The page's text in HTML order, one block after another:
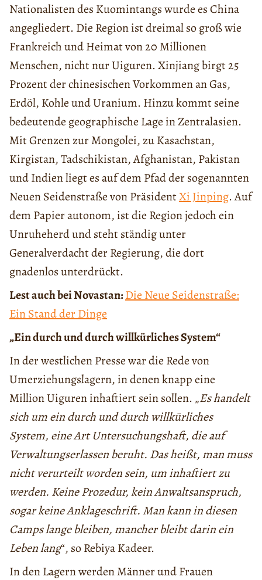
Nationalisten des Kuomintangs wurde es China
angegliedert. Die Region ist dreimal so groß wie
Frankreich und Heimat von 20 Millionen
Menschen, nicht nur Uiguren. Xinjiang birgt 25
Prozent der chinesischen Vorkommen an Gas,
Erdöl, Kohle und Uranium. Hinzu kommt seine
bedeutende geographische Lage in Zentralasien.
Mit Grenzen zur Mongolei, zu Kasachstan,
Kirgistan, Tadschikistan, Afghanistan, Pakistan
und Indien liegt es auf dem Pfad der sogenannten
Neuen Seidenstraße von PräsidentXi Jinping. Auf
dem Papier autonom, ist die Region jedoch ein
Unruheherd und steht ständig unter
Generalverdacht der Regierung, die dort
gnadenlos unterdrückt.
Lest auch bei Novastan:Die Neue Seidenstraße:
Ein Stand der Dinge
„Ein durch und durch willkürliches System“
In der westlichen Presse war die Rede von
Umerziehungslagern, in denen knapp eine
Million Uiguren inhaftiert sein sollen. „Es handelt
sich um ein durch und durch willkürliches
System, eine Art Untersuchungshaft, die auf
Verwaltungserlassen beruht. Das heißt, man muss
nicht verurteilt worden sein, um inhaftiert zu
werden. Keine Prozedur, kein Anwaltsanspruch,
sogar keine Anklageschrift. Man kann in diesen
Camps lange bleiben, mancher bleibt darin ein
Leben lang“, so Rebiya Kadeer.
In den Lagern werden Männer und Frauen